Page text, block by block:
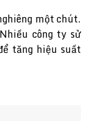
một chút.
công ty sử
tăng hiệu suất